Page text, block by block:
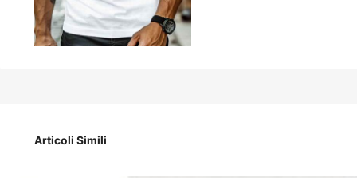
Misure
Articoli Simili